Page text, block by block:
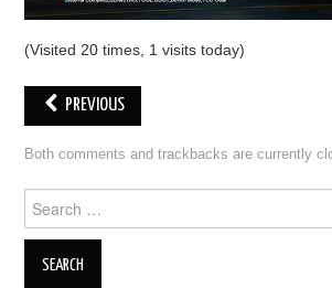
ORIGINALE OBDSTAR
ALIENTECH KESS V3
XHORSE VVDI
(Visited 20 times, 1 visits today)
PREVIOUS
Both comments and trackbacks are currently
Search for: